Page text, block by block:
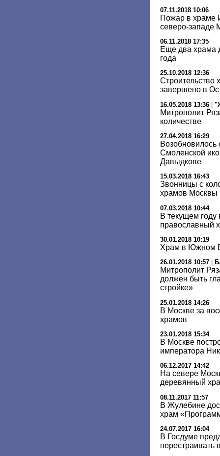
07.11.2018 10:06
Пожар в храме
северо-западе
06.11.2018 17:35
Еще два храма
года
25.10.2018 12:36
Строительство
завершено в
16.05.2018 13:36 |
Митрополит
количестве
27.04.2018 16:29
Возобновилось
Смоленской
Давыдкове
15.03.2018 16:43
Звонницы с
храмов Москвы
07.03.2018 10:44
В текущем
православный
30.01.2018 10:19
Храм в Южном
26.01.2018 10:57
Митрополит
должен быть
стройке»
25.01.2018 14:26
В Москве за
храмов
23.01.2018 15:34
В Москве
императора
06.12.2017 14:42
На севере
деревянный
08.11.2017 11:57
В Жулебине
храм
24.07.2017 16:04
В Госдуме
перестраивать